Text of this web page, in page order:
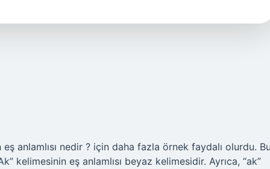
anlamlısı nedir ? için daha fazla örnek faydalı olurdu.
kelimesinin eş anlamlısı beyaz kelimesidir. Ayrıca, “ak”